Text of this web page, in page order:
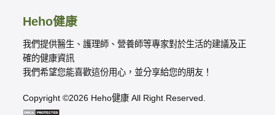
Heho健康
我們提供醫生、護理師、營養師等專家對於生活的建議及正
確的健康資訊
我們希望您能喜歡這份用心，並分享給您的朋友！
Copyright ©2026 Heho健康 All Right Reserved.